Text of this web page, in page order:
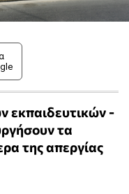
εκπαιδευτικών -
τα
της απεργίας